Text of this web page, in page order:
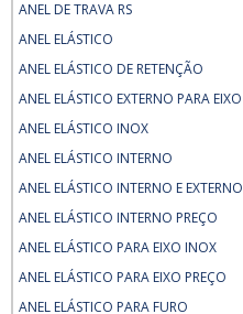
ANEL DE TRAVA RS
ANEL ELÁSTICO
ANEL ELÁSTICO DE RETENÇÃO
ANEL ELÁSTICO EXTERNO PARA EIXO
ANEL ELÁSTICO INOX
ANEL ELÁSTICO INTERNO
ANEL ELÁSTICO INTERNO E EXTERNO
ANEL ELÁSTICO INTERNO PREÇO
ANEL ELÁSTICO PARA EIXO INOX
ANEL ELÁSTICO PARA EIXO PREÇO
ANEL ELÁSTICO PARA FURO